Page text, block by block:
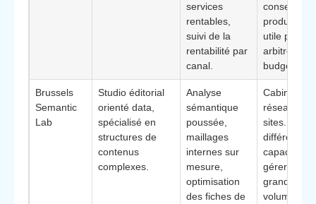
services
rentables,
suivi de la
rentabilité par
canal.
conseil
production,
utile pour
arbitrer les
budgets.**
Brussels
Semantic
Lab
Studio éditorial
orienté data,
spécialisé en
structures de
contenus
complexes.
Analyse
sémantique
poussée,
maillages
internes sur
mesure,
optimisation
des fiches de
Cabinets et
réseaux
sites.
capacité à
gérer de
grands
volumes de